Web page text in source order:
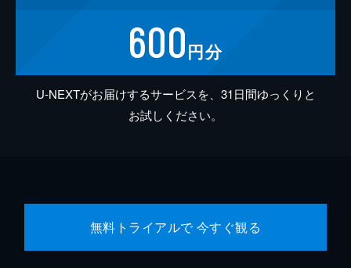
600円分
U-NEXTがお届けするサービスを、31日間ゆっくりと
お試しください。
無料トライアルで 今すぐ観る